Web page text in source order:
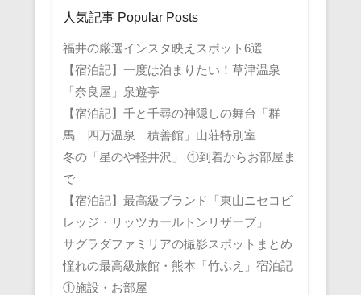
人気記事 Popular Posts
福井の厳選インスタ映えスポット6選
【宿泊記】一度は泊まりたい！草津温泉
「奈良屋」泉遊亭
【宿泊記】千と千尋の神隠しの舞台「群
馬 四万温泉 積善館」山荘特別室
冬の「星のや軽井沢」 ①到着からお部屋ま
で
【宿泊記】最高級ブランド「東山ニセコビ
レッジ・リッツカールトンリザーブ」
サグラダファミリアの撮影スポットまとめ
憧れの最高級旅館・熊本「竹ふえ」宿泊記
①施設・お部屋